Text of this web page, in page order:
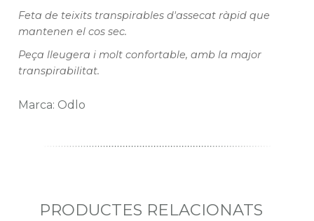
Marca: Odlo
Feta de teixits transpirables d'assecat ràpid que
mantenen el cos sec.
Peça lleugera i molt confortable, amb la major
transpirabilitat.
PRODUCTES RELACIONATS